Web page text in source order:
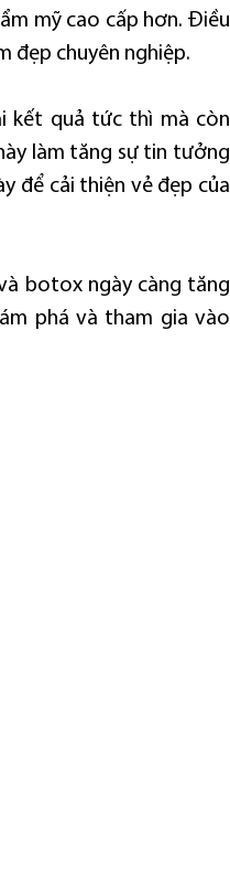
mỹ cao cấp hơn. Điều
đẹp chuyên nghiệp.
kết quả tức thì mà còn
làm tăng sự tin tưởng
để cải thiện vẻ đẹp của
botox ngày càng tăng
phá và tham gia vào